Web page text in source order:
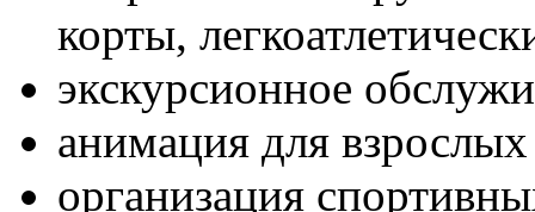
корты,
экскурсионное
анимация для
организация